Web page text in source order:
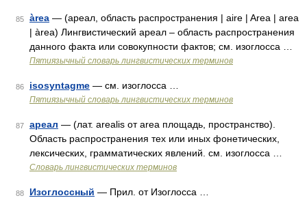
85 àrea — (ареал, область распространения | aire | Area | area
| àrea) Лингвистический ареал – область распространения
данного факта или совокупности фактов; см. изоглосса …
Пятиязычный словарь лингвистических терминов
86 isosyntagme — см. изоглосса …
Пятиязычный словарь лингвистических терминов
87 ареал — (лат. arealis от area площадь, пространство).
Область распространения тех или иных фонетических,
лексических, грамматических явлений. см. изоглосса …
Словарь лингвистических терминов
88 Изоглоссный — Прил. от Изоглосса …